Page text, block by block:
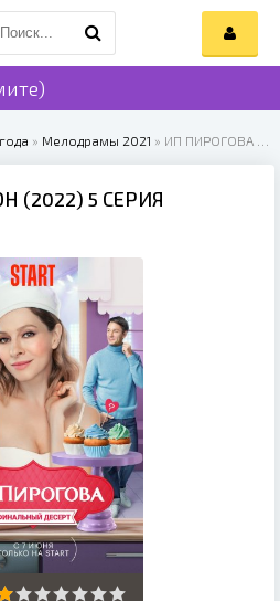
» Мелодрамы 2021 » ИП ПИРОГОВА 5 СЕЗОН (2022)
(2022) 5 СЕРИЯ